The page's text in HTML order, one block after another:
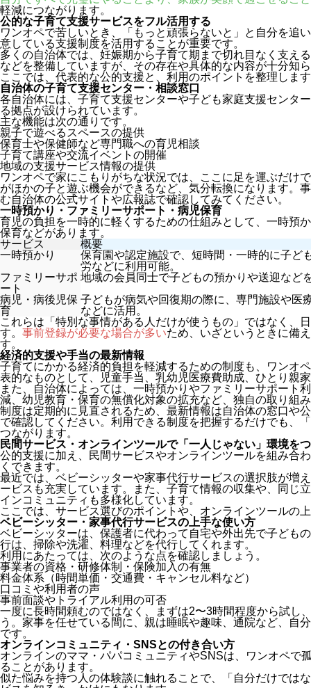
軽減につながります。
公的な子育て支援サービスをフル活用する
ワンオペで苦しいとき、「もっと頑張らないと」と自分を追
意している支援制度を活用することが重要です。
多くの自治体では、妊娠期から子育て期まで切れ目なく支え
などを整備していますが、その存在や具体的な内容が十分知
ここでは、代表的な公的支援と、利用のポイントを整理しま
自治体の子育て支援センター・相談窓口
各自治体には、子育て支援センターや子ども家庭支援センタ
る拠点が設けられています。
主な機能は次の通りです。
親子で遊べるスペースの提供
保育士や保健師など専門職への育児相談
子育て講座や交流イベントの開催
地域の支援サービス情報の提供
ワンオペで家にこもりがちな状況では、ここに足を運ぶだけ
がほかの子と遊ぶ機会ができるなど、気分転換になります。
む自治体の公式サイトや広報誌で確認してみてください。
一時預かり・ファミリーサポート・病児保育
育児の負担を一時的に軽くするための仕組みとして、一時預
保育などがあります。
サービス
概要
一時預かり
保育園や認定施設で、短時間・一時的に子ど
労などに利用可能。
ファミリーサポ
ート
地域の会員同士で子どもの預かりや送迎など
病児・病後児保
育
子どもが病気や回復期の際に、専門施設や医
などに活用。
これらは「特別な事情がある人だけが使うもの」ではなく、
す。 事前登録が必要な場合が多いため、いざというときに備
す。
経済的支援や手当の最新情報
子育てにかかる経済的負担を軽減するための制度も、ワンオ
表的なものとして、児童手当、乳幼児医療費助成、ひとり親
また、自治体によっては、一時預かりやファミリーサポート
減、幼児教育・保育の無償化対象の拡充など、独自の取り組
制度は定期的に見直されるため、最新情報は自治体の窓口や
で確認してください。利用できる制度を把握するだけでも、
つながります。
民間サービス・オンラインツールで「一人じゃない」環境を
公的支援に加え、民間サービスやオンラインツールを組み合
くできます。
最近では、ベビーシッターや家事代行サービスの選択肢が増
ービスも充実しています。また、子育て情報の収集や、同じ
インコミュニティも多様化しています。
ここでは、サービス選びのポイントや、オンラインツールの
ベビーシッター・家事代行サービスの上手な使い方
ベビーシッターは、保護者に代わって自宅や外出先で子ども
行は、掃除や洗濯、料理などを代行してくれます。
利用にあたっては、次のような点を確認しましょう。
事業者の資格・研修体制・保険加入の有無
料金体系（時間単価・交通費・キャンセル料など）
口コミや利用者の声
事前面談やトライアル利用の可否
一度に長時間頼むのではなく、まずは2〜3時間程度から試し
う。家事を任せている間に、親は睡眠や趣味、通院など、自
です。
オンラインコミュニティ・SNSとの付き合い方
オンラインのママ・パパコミュニティやSNSは、ワンオペで
ることがあります。
似た悩みを持つ人の体験談に触れることで、「自分だけでは